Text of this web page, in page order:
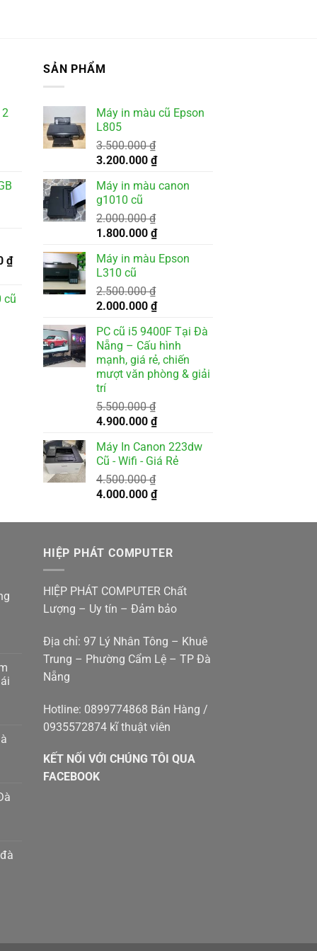
₫.
₫Giá
là:
cũ
SẢN PHẨM
Máy in màu cũ Epson
L805
3.500.000₫
Giá
là:
3.500.000 ₫.
3.200.000 ₫Giá
tại
Máy in màu canon
g1010 cũ
2.000.000₫
Giá
là:
2.000.000 ₫.
1.800.000 ₫Giá
tại
Máy in màu Epson
L310 cũ
2.500.000₫
Giá
là:
2.500.000 ₫.
2.000.000 ₫Giá
tại
là:
2.000.000 ₫.
PC cũ i5 9400F Tại Đà
Nẵng – Cấu hình
mạnh, giá rẻ, chiến
mượt văn phòng & giải
trí
5.500.000₫
Giá
là:
5.500.000 ₫.
4.900.000 ₫Giá
tại
là:
Máy In Canon 223dw
Cũ - Wifi - Giá Rẻ
4.500.000₫
Giá
là:
4.000.000 ₫Giá
tại
4.000.000 ₫.
HIỆP PHÁT COMPUTER
HIỆP PHÁT COMPUTER Chất
Lượng – Uy tín – Đảm bảo
Địa chỉ: 97 Lý Nhân Tông – Khuê
Trung – Phường Cẩm Lệ – TP Đà
Nẵng
Hotline: 0899774868 Bán Hàng /
0935572874 kĩ thuật viên
KẾT NỐI VỚI CHÚNG TÔI QUA
FACEBOOK